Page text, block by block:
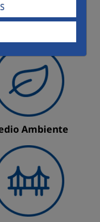
de empleo
Ambiente